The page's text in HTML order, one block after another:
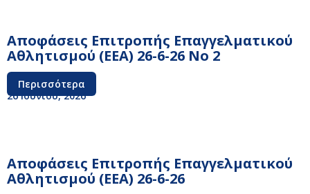
Αποφάσεις Επιτροπής Επαγγελματικού
Αθλητισμού (ΕΕΑ) 26-6-26 No 2
Περισσότερα
26 Ιουνίου, 2026
Αποφάσεις Επιτροπής Επαγγελματικού
Αθλητισμού (ΕΕΑ) 26-6-26